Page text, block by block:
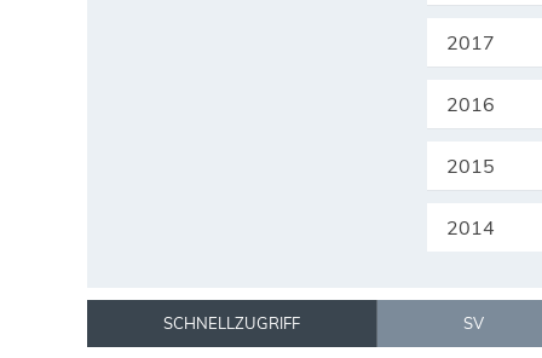
2017
2016
2015
2014
SCHNELLZUGRIFF SV